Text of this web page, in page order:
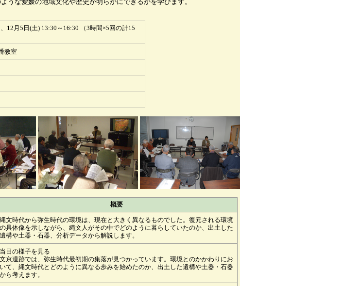
うな愛媛の地域文化や歴史が明らかにできるかを学びます。
12月5日(土) 13:30～16:30 （3時間×5回の計15
教室
概要
縄文時代から弥生時代の環境は、現在と大きく異なるものでした。復元される環境
の具体像を示しながら、縄文人がその中でどのように暮らしていたのか、出土した
遺構や土器・石器、分析データから解説します。
当日の様子を見る
文京遺跡では、弥生時代最初期の集落が見つかっています。環境とのかかわりにお
いて、縄文時代とどのように異なる歩みを始めたのか、出土した遺構や土器・石器
から考えます。